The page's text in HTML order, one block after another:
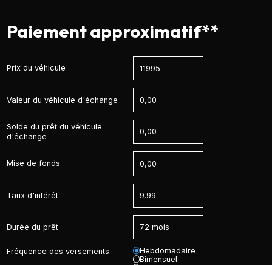
Paiement approximatif**
Prix du véhicule
Valeur du véhicule d'échange
Solde du prêt du véhicule
d'échange
Mise de fonds
Taux d'intérêt
Durée du prêt
Fréquence des versements
Hebdomadaire
Bimensuel